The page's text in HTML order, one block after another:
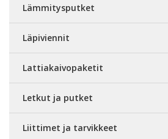
Lämmitysputket
Läpiviennit
Lattiakaivopaketit
Letkut ja putket
Liittimet ja tarvikkeet